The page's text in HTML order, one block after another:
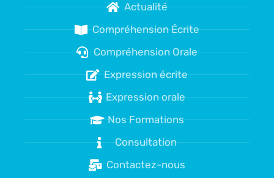
Actualité
Compréhension Écrite
Compréhension Orale
Expression écrite
Expression orale
Nos Formations
Consultation
Contactez-nous